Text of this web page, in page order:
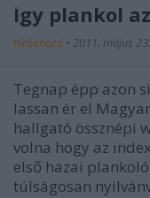
Így plankol
hírbehozó • 2011. május 23.
Tegnap épp azon
lassan ér el
hallgató össznépi
volna hogy az
első hazai
túlságosan